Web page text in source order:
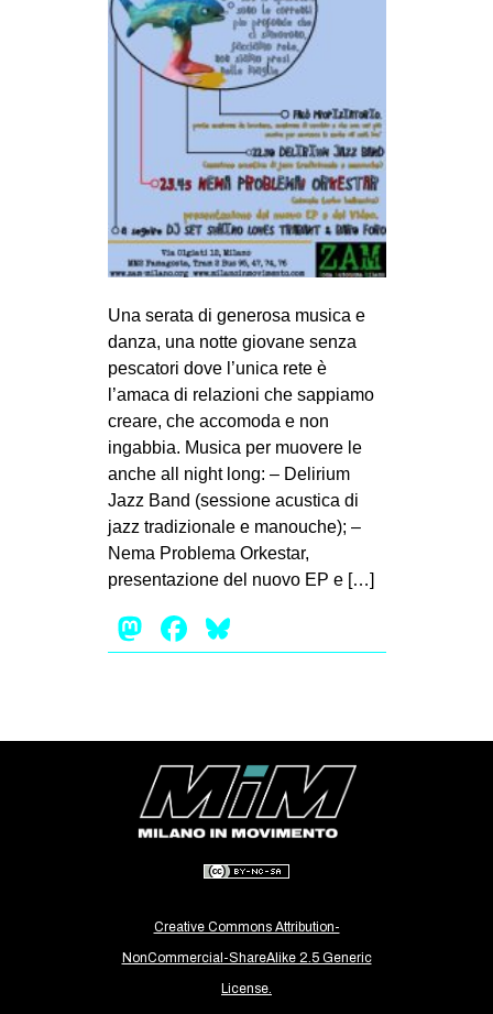
MILANO
MOBILITAZIONI
SPAZI
SPORT POPOLARE
MOVIMENTI
AMBIENTE
ANTIFASCISMO
DIRITTO ALL’ABITARE
GENERI
MIGRAZIONI
PRECARIATO
REPRESSIONE
STUDENTI
CULTURE
ARTE
CINEMA
MANIFESTI
INTERNAZIONALE
AFRICA
EUROPA
MEDIO ORIENTE
MONDO
Una serata di generosa musica e
danza, una notte giovane senza
pescatori dove l’unica rete è
l’amaca di relazioni che sappiamo
creare, che accomoda e non
ingabbia. Musica per muovere le
anche all night long: – Delirium
Jazz Band (sessione acustica di
jazz tradizionale e manouche); –
Nema Problema Orkestar,
presentazione del nuovo EP e […]
Mastodon
Facebook
Creative Commons Attribution-
NonCommercial-ShareAlike 2.5 Generic
License.